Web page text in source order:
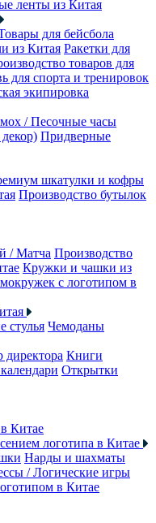
ленты из Китая
для бейсбола
из Китая Ракетки для
товаров для
для спорта и тренировок
экипировка
/ Песочные часы
Придверные
шкатулки и кофры
Производство бутылок
/ Матча Производство
Кружки и чашки из
с логотипом в
стулья Чемоданы
директора Книги
Открытки
Китае
логотипа в Китае
Нарды и шахматы
/ Логические игры
в Китае